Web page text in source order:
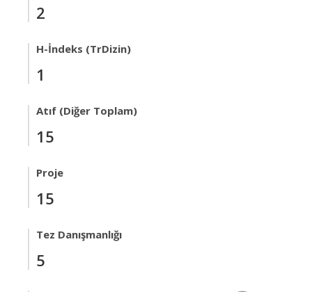
2
H-İndeks (TrDizin)
1
Atıf (Diğer Toplam)
15
Proje
15
Tez Danışmanlığı
5